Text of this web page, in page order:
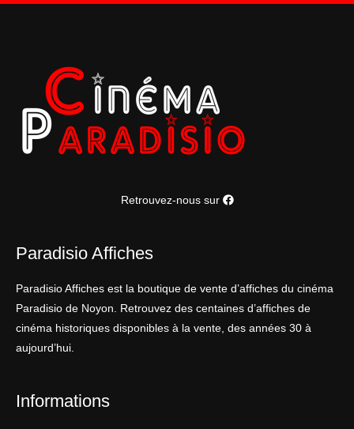
Retrouvez-nous sur
Paradisio Affiches
Paradisio Affiches est la boutique de vente d’affiches du cinéma
Paradisio de Noyon. Retrouvez des centaines d’affiches de
cinéma historiques disponibles à la vente, des années 30 à
aujourd’hui.
Informations